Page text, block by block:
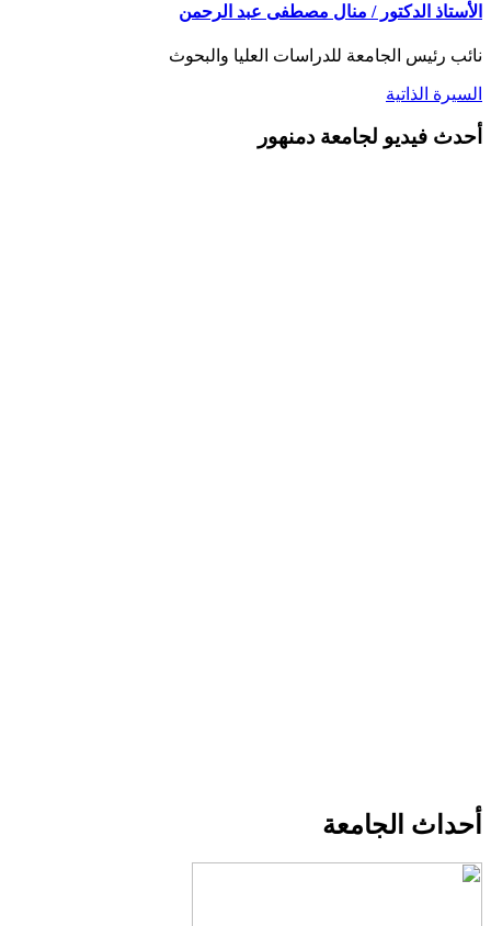
الأستاذ الدكتور / منال مصطفى عبد الرحمن
نائب رئيس الجامعة للدراسات العليا والبحوث
السيرة الذاتية
أحدث فيديو لجامعة دمنهور
أحداث الجامعة